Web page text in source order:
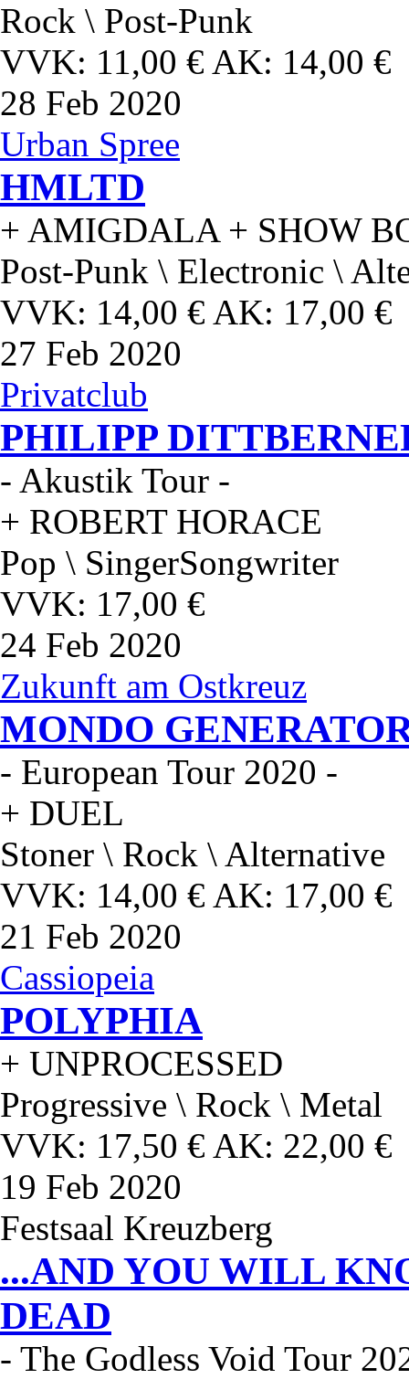
Rock \ Post-Punk
VVK: 11,00 € AK: 14,00 €
28 Feb 2020
Urban Spree
HMLTD
+ AMIGDALA + SHOW
Post-Punk \ Electronic \
VVK: 14,00 € AK: 17,00 €
27 Feb 2020
Privatclub
PHILIPP
- Akustik Tour -
+ ROBERT HORACE
Pop \ SingerSongwriter
VVK: 17,00 €
24 Feb 2020
Zukunft am Ostkreuz
MONDO
- European Tour 2020 -
+ DUEL
Stoner \ Rock \ Alternative
VVK: 14,00 € AK: 17,00 €
21 Feb 2020
Cassiopeia
POLYPHIA
+ UNPROCESSED
Progressive \ Rock \ Metal
VVK: 17,50 € AK: 22,00 €
19 Feb 2020
Festsaal Kreuzberg
...AND YOU WILL
DEAD
- The Godless Void Tour